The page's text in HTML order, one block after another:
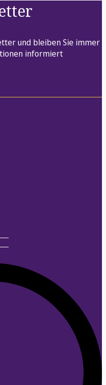
und bleiben Sie immer
informiert